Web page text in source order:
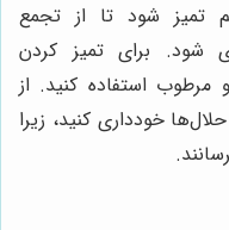
تمیز شود تا از تجمع
شود. برای تمیز کردن
مرطوب استفاده کنید. از
خودداری کنید، زیرا